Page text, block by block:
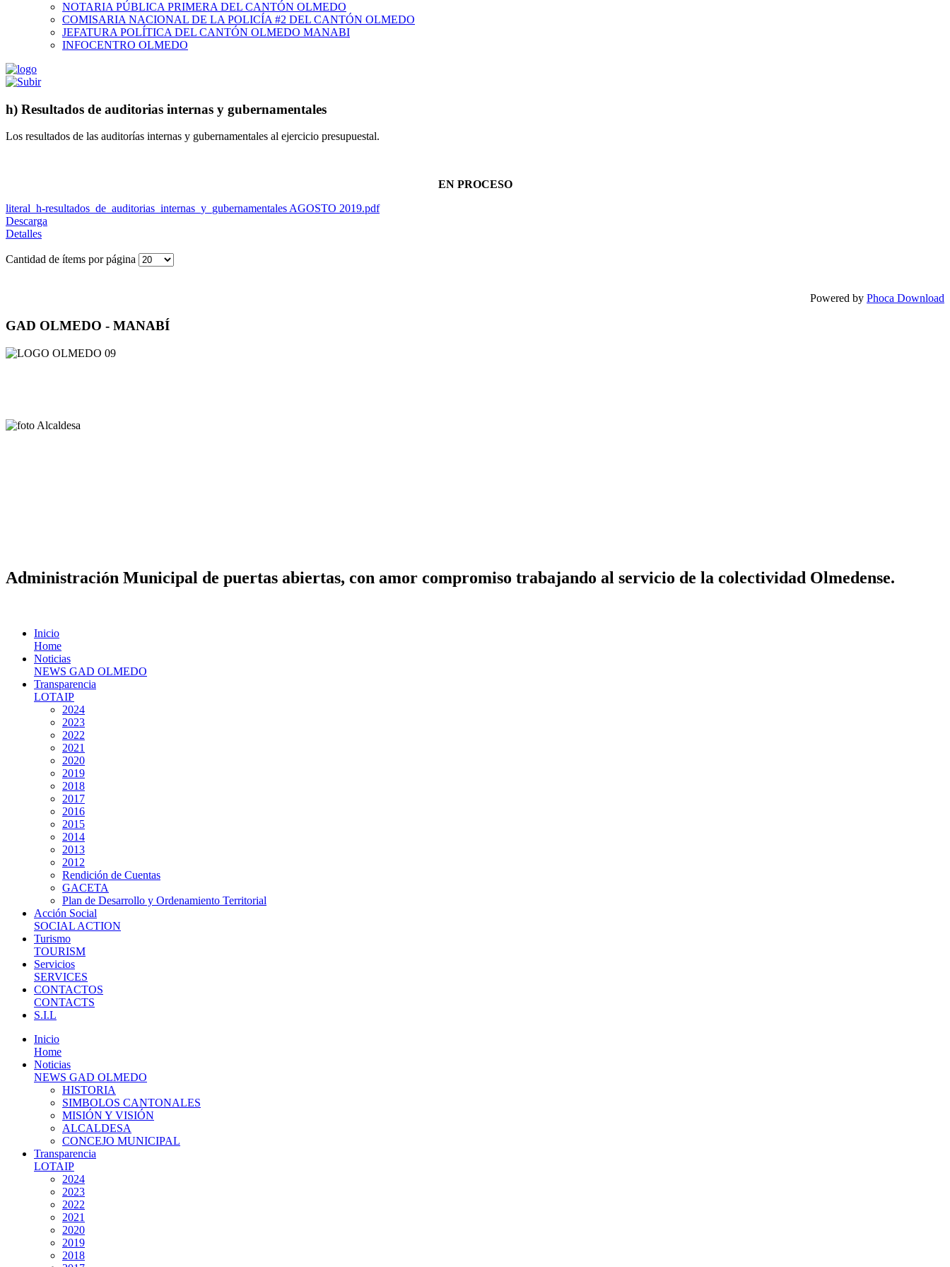
NOTARIA PÚBLICA PRIMERA DEL CANTÓN OLMEDO
COMISARIA NACIONAL DE LA POLICÍA #2 DEL CANTÓN OLMEDO
JEFATURA POLÍTICA DEL CANTÓN OLMEDO MANABI
INFOCENTRO OLMEDO
h) Resultados de auditorias internas y gubernamentales
Los resultados de las auditorías internas y gubernamentales al ejercicio presupuestal.
EN PROCESO
literal_h-resultados_de_auditorias_internas_y_gubernamentales AGOSTO 2019.pdf
Descarga
Detalles
Cantidad de ítems por página
Powered by Phoca Download
GAD OLMEDO - MANABÍ
Administración Municipal de puertas abiertas, con amor compromiso trabajando al servicio de la colectividad Olmedense.
Inicio
Home
Noticias
NEWS GAD OLMEDO
Transparencia
LOTAIP
2024
2023
2022
2021
2020
2019
2018
2017
2016
2015
2014
2013
2012
Rendición de Cuentas
GACETA
Plan de Desarrollo y Ordenamiento Territorial
Acción Social
SOCIAL ACTION
Turismo
TOURISM
Servicios
SERVICES
CONTACTOS
CONTACTS
S.I.L
Inicio
Home
Noticias
NEWS GAD OLMEDO
HISTORIA
SIMBOLOS CANTONALES
MISIÓN Y VISIÓN
ALCALDESA
CONCEJO MUNICIPAL
Transparencia
LOTAIP
2024
2023
2022
2021
2020
2019
2018